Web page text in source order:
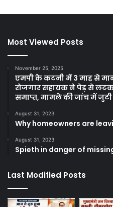
Most Viewed Posts
November 25, 2025
एमपी के कटनी में 3 माह से
रोजगार सहायक ने पेड़ से
समाप्त, मामले की जांच में
August 31, 2023
Why homeowners are
August 31, 2023
Spieth in danger of
Last Modified Posts